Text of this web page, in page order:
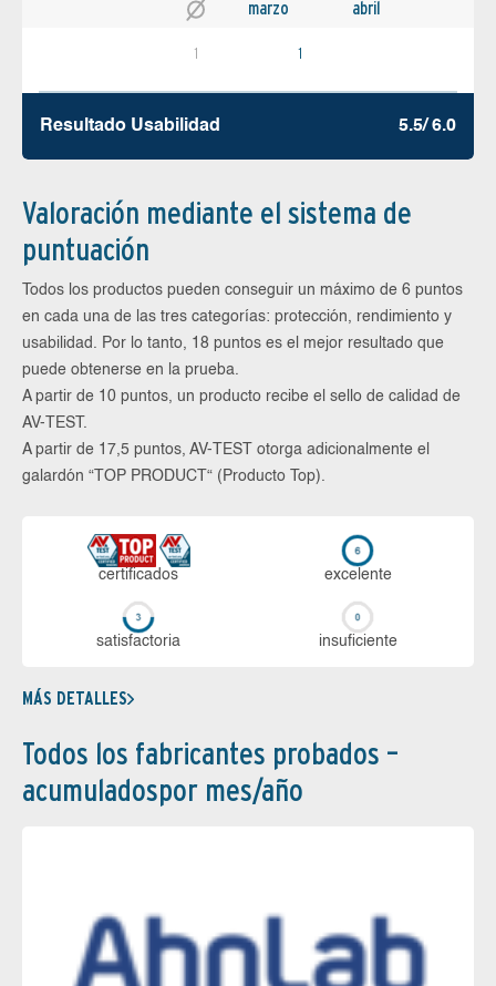
marzo abril
1 1
Resultado Usabilidad 5.5/ 6.0
Valoración mediante el sistema de
puntuación
Todos los productos pueden conseguir un máximo de 6 puntos
en cada una de las tres categorías: protección, rendimiento y
usabilidad. Por lo tanto, 18 puntos es el mejor resultado que
puede obtenerse en la prueba.
A partir de 10 puntos, un producto recibe el sello de calidad de
AV-TEST.
A partir de 17,5 puntos, AV-TEST otorga adicionalmente el
galardón “TOP PRODUCT“ (Producto Top).
certi­ficados ex­ce­len­te
sa­tis­fac­to­ria in­su­fi­cien­te
MÁS DETALLES
Todos los fabricantes probados –
acumuladospor mes/año